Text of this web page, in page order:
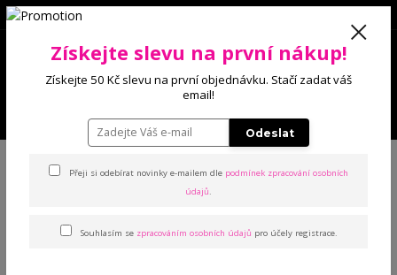
0 Kč
puntíčky
Získejte slevu na první nákup!
Získejte 50 Kč slevu na první objednávku. Stačí zadat váš
email!
Odeslat
Přeji si odebírat novinky e-mailem dle podmínek zpracování osobních
údajů.
Souhlasím se zpracováním osobních údajů pro účely registrace.